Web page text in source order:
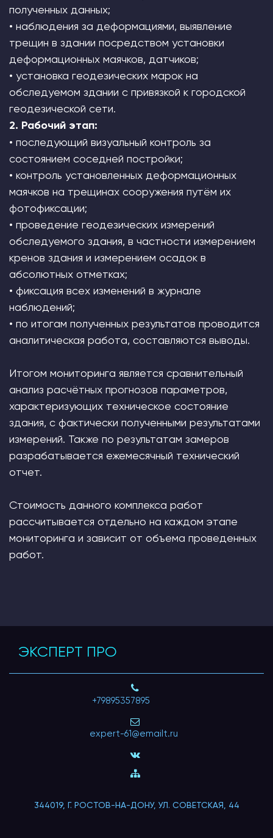
полученных данных;
• наблюдения за деформациями, выявление
трещин в здании посредством установки
деформационных маячков, датчиков;
• установка геодезических марок на
обследуемом здании с привязкой к городской
геодезической сети.
2. Рабочий этап:
• последующий визуальный контроль за
состоянием соседней постройки;
• контроль установленных деформационных
маячков на трещинах сооружения путём их
фотофиксации;
• проведение геодезических измерений
обследуемого здания, в частности измерением
кренов здания и измерением осадок в
абсолютных отметках;
• фиксация всех изменений в журнале
наблюдений;
• по итогам полученных результатов проводится
аналитическая работа, составляются выводы.
Итогом мониторинга является сравнительный
анализ расчётных прогнозов параметров,
характеризующих техническое состояние
здания, с фактически полученными результатами
измерений. Также по результатам замеров
разрабатывается ежемесячный технический
отчет.
Стоимость данного комплекса работ
рассчитывается отдельно на каждом этапе
мониторинга и зависит от объема проведенных
работ.
ЭКСПЕРТ ПРО
+79895357895
expert-61@emailt.ru
344019, Г. РОСТОВ-НА-ДОНУ, УЛ. СОВЕТСКАЯ, 44